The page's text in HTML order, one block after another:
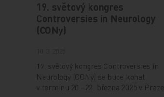
19. světový kongres
Controversies in Neurology
(CONy)
19. světový kongres Controversies in
Neurology (CONy) se bude konat
v termínu 20.–22. března 2025 v Praze.